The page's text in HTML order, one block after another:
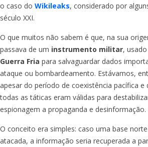
o caso do Wikileaks, considerado por
século XXI.
O que muitos não sabem é que, na sua
passava de um instrumento militar,
Guerra Fria para salvaguardar dados
ataque ou bombardeamento. Estávamos,
apesar do período de coexistência pacífica e
todas as táticas eram válidas para
espionagem a propaganda e desinformação.
O conceito era simples: caso uma base
atacada, a informação seria recuperada a